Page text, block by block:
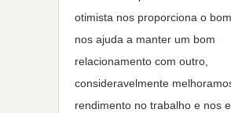
otimista nos proporciona o
nos ajuda a manter um bom
relacionamento com outro,
consideravelmente
rendimento no trabalho e nos